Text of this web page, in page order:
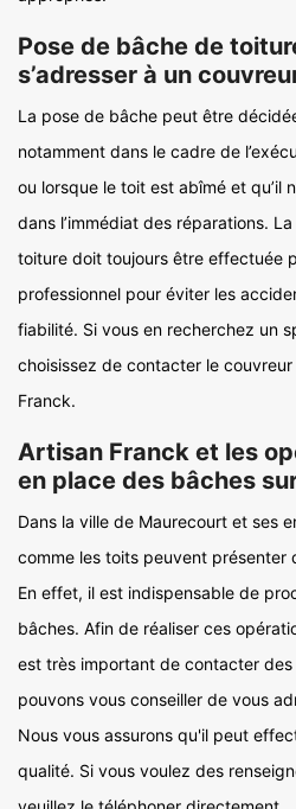
Pose de bâche de
s’adresser à un
La pose de bâche peut être
notamment dans le cadre de
ou lorsque le toit est abîmé et qu’il
dans l’immédiat des réparations.
toiture doit toujours être effectuée
professionnel pour éviter les
fiabilité. Si vous en recherchez un
choisissez de contacter le
Franck.
Artisan Franck et les
en place des bâches
Dans la ville de Maurecourt et ses
comme les toits peuvent présenter
En effet, il est indispensable de
bâches. Afin de réaliser ces
est très important de contacter
pouvons vous conseiller de vous
Nous vous assurons qu'il peut
qualité. Si vous voulez des